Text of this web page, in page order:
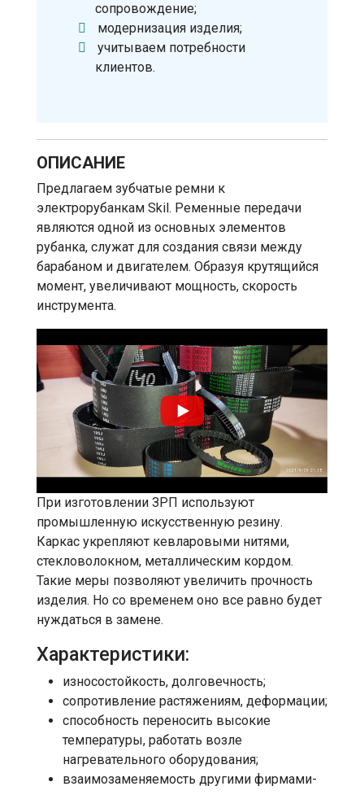
сопровождение;
модернизация изделия;
учитываем потребности
клиентов.
ОПИСАНИЕ
Предлагаем зубчатые ремни к
электрорубанкам Skil. Ременные передачи
являются одной из основных элементов
рубанка, служат для создания связи между
барабаном и двигателем. Образуя крутящийся
момент, увеличивают мощность, скорость
инструмента.
При изготовлении ЗРП используют
промышленную искусственную резину.
Каркас укрепляют кевларовыми нитями,
стекловолокном, металлическим кордом.
Такие меры позволяют увеличить прочность
изделия. Но со временем оно все равно будет
нуждаться в замене.
Характеристики:
износостойкость, долговечность;
сопротивление растяжениям, деформации;
способность переносить высокие
температуры, работать возле
нагревательного оборудования;
взаимозаменяемость другими фирмами-